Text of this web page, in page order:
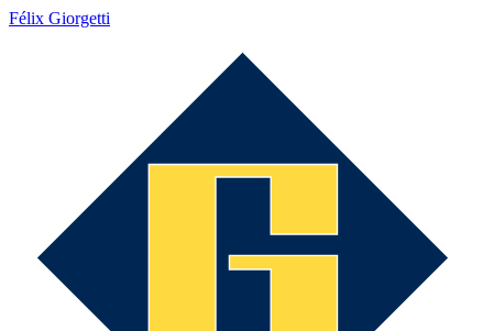
Félix Giorgetti